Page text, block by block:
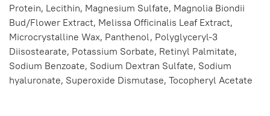
Protein, Lecithin, Magnesium Sulfate, Magnolia Biondii
Bud/Flower Extract, Melissa Officinalis Leaf Extract,
Microcrystalline Wax, Panthenol, Polyglyceryl-3
Diisostearate, Potassium Sorbate, Retinyl Palmitate,
Sodium Benzoate, Sodium Dextran Sulfate, Sodium
hyaluronate, Superoxide Dismutase, Tocopheryl Acetate